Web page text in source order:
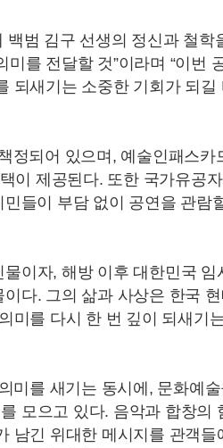
백범 김구 선생의 정신과 철학
를 전달할 것”이라며 “이번
되새기는 소중한 기회가 되길
되어 있으며, 예술인패스카
이 제공된다. 또한 국가유공
들이 부담 없이 공연을 관람
이자, 해방 이후 대한민국 임
다. 그의 삶과 사상은 한국 현
미를 다시 한 번 깊이 되새기
미를 새기는 동시에, 문화예
모으고 있다. 음악과 합창의
남긴 위대한 메시지를 관객들